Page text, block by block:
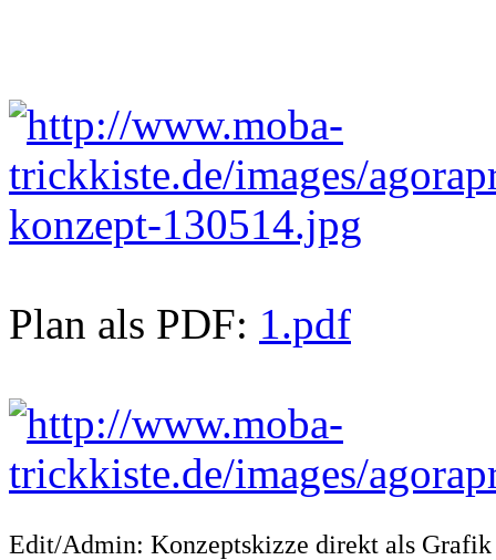
Plan als PDF: 1.pdf
Edit/Admin: Konzeptskizze direkt als Grafik